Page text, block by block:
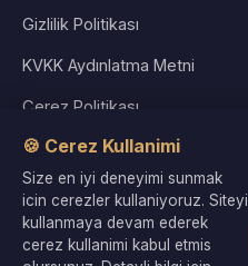
Gizlilik Politikası
KVKK Aydınlatma Metni
Çerez Politikası
Kullanım Koşulları
Site Haritası
🍪 Cerez Kullanimi
Size en iyi deneyimi sunmak
icin cerezler kullaniyoruz. Siteyi
kullanmaya devam ederek
cerez kullanimi kabul etmis